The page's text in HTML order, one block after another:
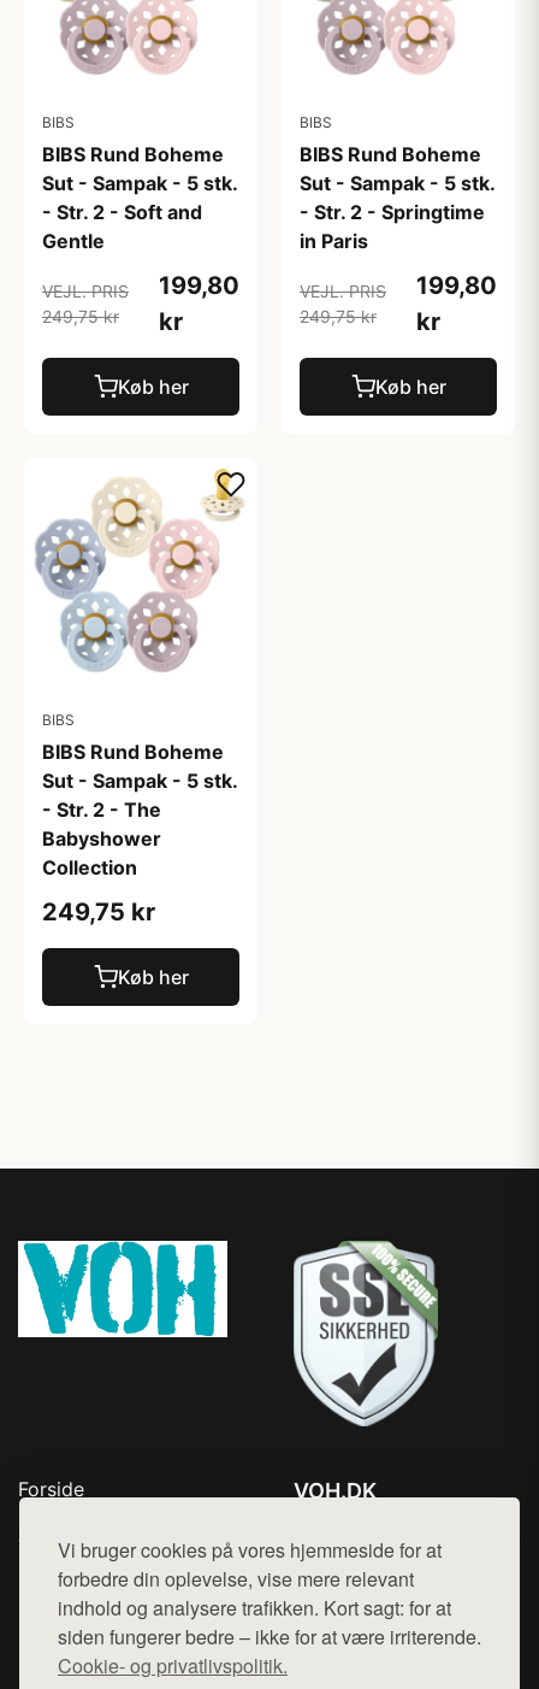
Vi bruger cookies på vores hjemmeside for at
forbedre din oplevelse, vise mere relevant
indhold og analysere trafikken. Kort sagt: for at
siden fungerer bedre – ikke for at være irriterende.
Cookie- og privatlivspolitik.
BIBS
BIBS Rund Boheme
Sut - Sampak - 5 stk.
- Str. 2 - Soft and
Gentle
VEJL. PRIS
249,75 kr
199,80
kr
Køb her
BIBS
BIBS Rund Boheme
Sut - Sampak - 5 stk.
- Str. 2 - Springtime
in Paris
VEJL. PRIS
249,75 kr
199,80
kr
Køb her
BIBS
BIBS Rund Boheme
Sut - Sampak - 5 stk.
- Str. 2 - The
Babyshower
Collection
249,75 kr
Køb her
Forside
Top Rabatter
Kontakt
VOH.DK
Mail: hej@want.dk
Cookie- og privatlivspolitik